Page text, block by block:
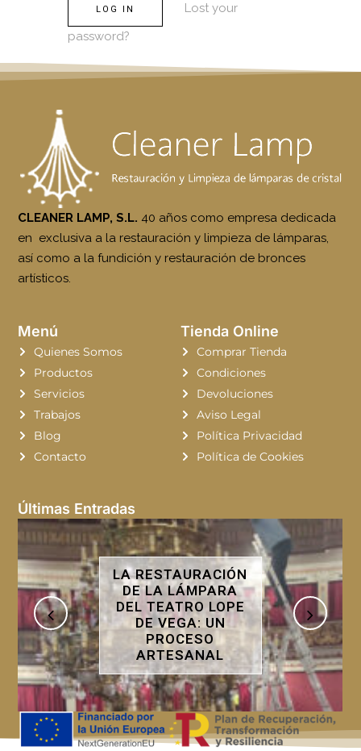
Lost your
password?
CLEANER LAMP, S.L. 40 años como empresa dedicada
en exclusiva a la restauración y limpieza de lámparas,
así como a la fundición y restauración de bronces
artísticos.
Menú
Quienes Somos
Productos
Servicios
Trabajos
Blog
Contacto
Tienda Online
Comprar Tienda
Condiciones
Devoluciones
Aviso Legal
Política Privacidad
Política de Cookies
Últimas Entradas
LA RESTAURACIÓN
DE LA LÁMPARA
DEL TEATRO LOPE
DE VEGA: UN
PROCESO
ARTESANAL